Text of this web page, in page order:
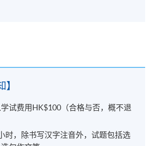
】
试费用HK$100（合格与否，概不退
时，除书写汉字注音外，试题包括选